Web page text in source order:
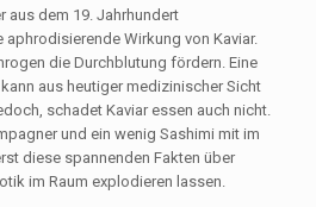
aus dem 19. Jahrhundert
Wirkung von Kaviar.
die Durchblutung fördern. Eine
aus heutiger medizinischer Sicht
schadet Kaviar essen auch nicht.
und ein wenig Sashimi mit im
diese spannenden Fakten über
im Raum explodieren lassen.